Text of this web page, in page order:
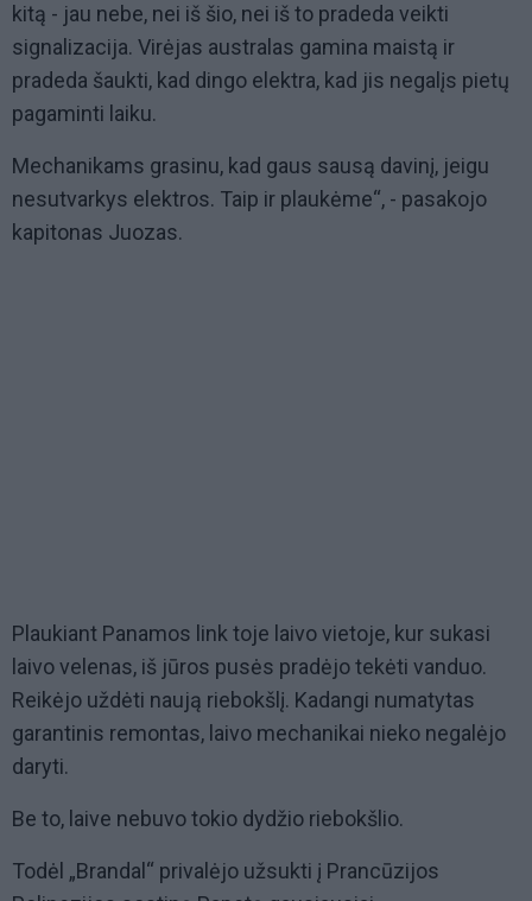
kitą - jau nebe, nei iš šio, nei iš to pradeda veikti
signalizacija. Virėjas australas gamina maistą ir
pradeda šaukti, kad dingo elektra, kad jis negalįs pietų
pagaminti laiku.
Mechanikams grasinu, kad gaus sausą davinį, jeigu
nesutvarkys elektros. Taip ir plaukėme“, - pasakojo
kapitonas Juozas.
Plaukiant Panamos link toje laivo vietoje, kur sukasi
laivo velenas, iš jūros pusės pradėjo tekėti vanduo.
Reikėjo uždėti naują riebokšlį. Kadangi numatytas
garantinis remontas, laivo mechanikai nieko negalėjo
daryti.
Be to, laive nebuvo tokio dydžio riebokšlio.
Todėl „Brandal“ privalėjo užsukti į Prancūzijos